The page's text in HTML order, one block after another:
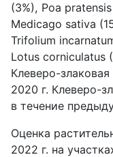
(3%), Poa
Medicago sativa
Trifolium
Lotus corniculatus
Клеверо-
2020 г. Клеверо-
в течение
Оценка
2022 г. на